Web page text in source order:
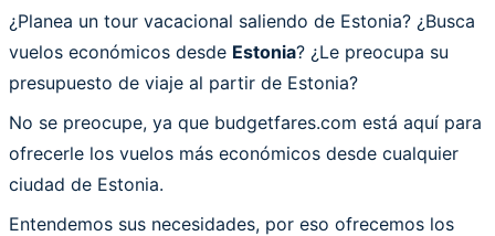
¿Planea un tour vacacional saliendo de Estonia? ¿Busca
vuelos económicos desde Estonia? ¿Le preocupa su
presupuesto de viaje al partir de Estonia?
No se preocupe, ya que budgetfares.com está aquí para
ofrecerle los vuelos más económicos desde cualquier
ciudad de Estonia.
Entendemos sus necesidades, por eso ofrecemos los